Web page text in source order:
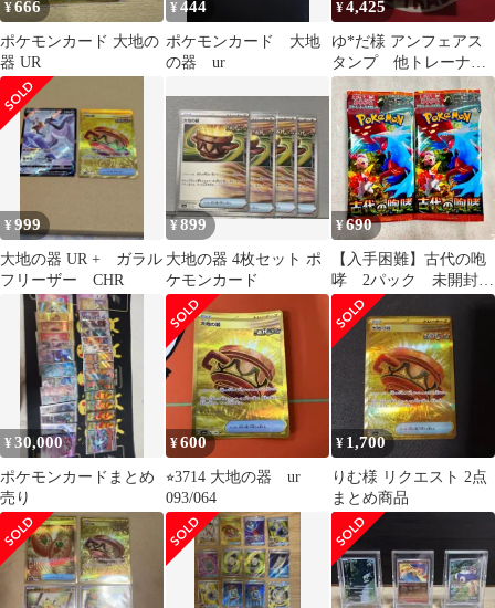
¥666
ポケモンカード 大地の
器 UR
¥444
ポケモンカード 大地
の器 ur
¥4,425
ゆ*だ様 アンフェアス
タンプ 他トレーナー
ズ まとめ売り
¥999
大地の器 UR + ガラル
フリーザー CHR
¥899
大地の器 4枚セット ポ
ケモンカード
¥690
【入手困難】古代の咆
哮 2パック 未開封パ
ック メロコ トドロ
クツキ オーリム博士
の気迫 スナノケガ
ワ ゴージャスマン
ト SR SAR UR モルペ
コ サケブシッポ ア
ラブルタケ AR 大地
の器 収録 ポケモン
カード スカーレッ
ト バイオレット 151
¥30,000
ポケモンカードまとめ
売り
¥600
⭐︎3714 大地の器 ur
093/064
¥ 1,700
りむ様 リクエスト 2点
まとめ商品